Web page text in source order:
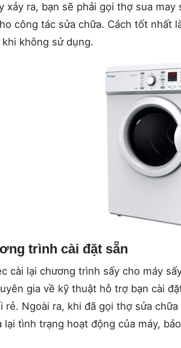
xảy ra, bạn sẽ phải gọi thợ sua
công tác sửa chữa. Cách tốt nhất
không sử dụng.
trình cài đặt sẵn
cài lại chương trình sấy cho máy
gia về kỹ thuật hỗ trợ bạn cài
rẻ. Ngoài ra, khi đã gọi thợ sửa
lại tình trạng hoạt động của máy,